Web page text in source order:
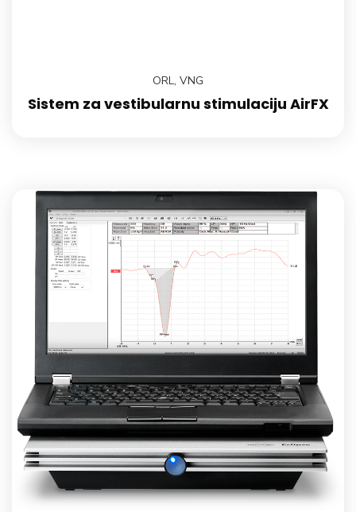
ORL, VNG
Sistem za vestibularnu stimulaciju AirFX